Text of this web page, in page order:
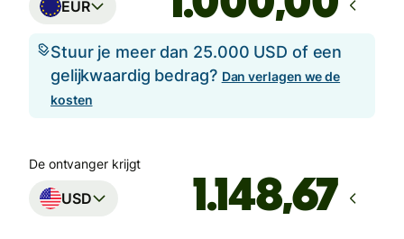
EUR
Stuur je meer dan 25.000 USD of een
gelijkwaardig bedrag? Dan verlagen we de
kosten
De ontvanger krijgt
USD